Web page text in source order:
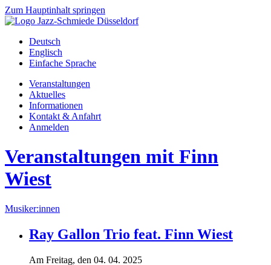
Zum Hauptinhalt springen
Deutsch
Englisch
Einfache Sprache
Veranstaltungen
Aktuelles
Informationen
Kontakt & Anfahrt
Anmelden
Veranstaltungen mit Finn
Wiest
Musiker:innen
Ray Gallon Trio feat. Finn Wiest
Am Freitag, den 04. 04. 2025